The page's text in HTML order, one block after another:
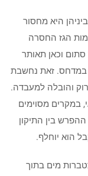
היא מחסור
הגז החסרה
וכאן תאותר
במדחס. זאת נחשבת
והובלה למעבדה.
במקרים מסוימים
בין התיקון
הוא יוחלף.
מים בתוך